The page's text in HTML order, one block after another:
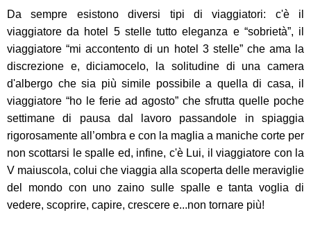
Da sempre esistono diversi tipi di viaggiatori: c'è il
viaggiatore da hotel 5 stelle tutto eleganza e “sobrietà”, il
viaggiatore “mi accontento di un hotel 3 stelle” che ama la
discrezione e, diciamocelo, la solitudine di una camera
d'albergo che sia più simile possibile a quella di casa, il
viaggiatore “ho le ferie ad agosto” che sfrutta quelle poche
settimane di pausa dal lavoro passandole in spiaggia
rigorosamente all’ombra e con la maglia a maniche corte per
non scottarsi le spalle ed, infine, c'è Lui, il viaggiatore con la
V maiuscola, colui che viaggia alla scoperta delle meraviglie
del mondo con uno zaino sulle spalle e tanta voglia di
vedere, scoprire, capire, crescere e...non tornare più!